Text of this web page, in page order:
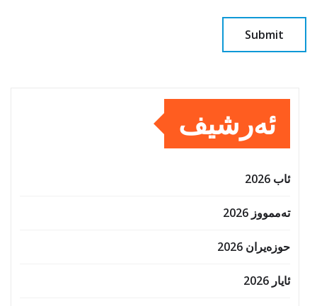
ئەرشیف
ئاب 2026
تەممووز 2026
حوزه‌یران 2026
ئایار 2026